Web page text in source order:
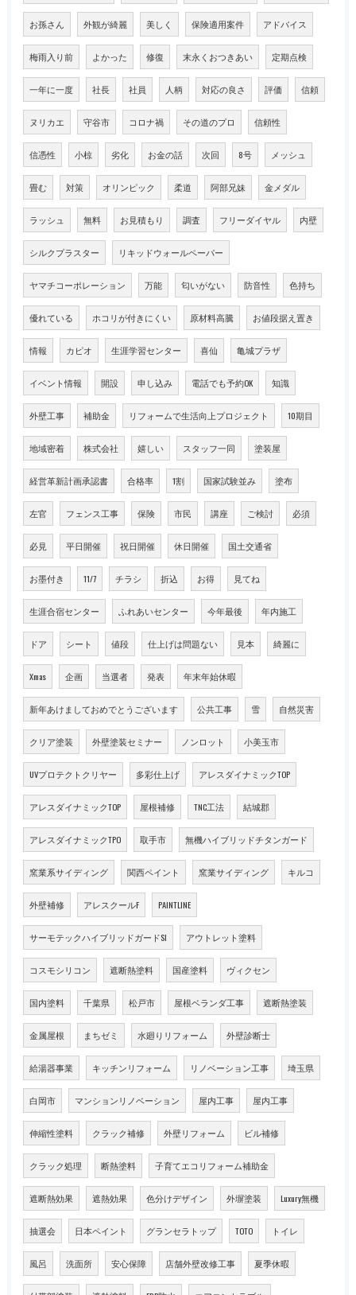
お孫さん 外観が綺麗 美しく 保険適用案件 アドバイス
梅雨入り前 よかった 修復 末永くおつきあい 定期点検
一年に一度 社長 社員 人柄 対応の良さ 評価 信頼
ヌリカエ 守谷市 コロナ禍 その道のプロ 信頼性
信憑性 小椋 劣化 お金の話 次回 8号 メッシュ
畳む 対策 オリンピック 柔道 阿部兄妹 金メダル
ラッシュ 無料 お見積もり 調査 フリーダイヤル 内壁
シルクプラスター リキッドウォールペーパー
ヤマチコーポレーション 万能 匂いがない 防音性 色持ち
優れている ホコリが付きにくい 原材料高騰 お値段据え置き
情報 カピオ 生涯学習センター 喜仙 亀城プラザ
イベント情報 開設 申し込み 電話でも予約OK 知識
外壁工事 補助金 リフォームで生活向上プロジェクト 10期目
地域密着 株式会社 嬉しい スタッフ一同 塗装屋
経営革新計画承認書 合格率 1割 国家試験並み 塗布
左官 フェンス工事 保険 市民 講座 ご検討 必須
必見 平日開催 祝日開催 休日開催 国土交通省
お墨付き 11/7 チラシ 折込 お得 見てね
生涯合宿センター ふれあいセンター 今年最後 年内施工
ドア シート 値段 仕上げは問題ない 見本 綺麗に
Xmas 企画 当選者 発表 年末年始休暇
新年あけましておめでとうございます 公共工事 雪 自然災害
クリア塗装 外壁塗装セミナー ノンロット 小美玉市
UVプロテクトクリヤー 多彩仕上げ アレスダイナミックTOP
アレスダイナミックTOP 屋根補修 TNC工法 結城郡
アレスダイナミックTPO 取手市 無機ハイブリッドチタンガード
窯業系サイディング 関西ペイント 窯業サイディング キルコ
外壁補修 アレスクールF PAINTLINE
サーモテックハイブリッドガードSI アウトレット塗料
コスモシリコン 遮断熱塗料 国産塗料 ヴィクセン
国内塗料 千葉県 松戸市 屋根ベランダ工事 遮断熱塗装
金属屋根 まちゼミ 水廻りリフォーム 外壁診断士
給湯器事業 キッチンリフォーム リノベーション工事 埼玉県
白岡市 マンションリノベーション 屋内工事 屋内工事
伸縮性塗料 クラック補修 外壁リフォーム ビル補修
クラック処理 断熱塗料 子育てエコリフォーム補助金
遮断熱効果 遮熱効果 色分けデザイン 外塀塗装 Luxury無機
抽選会 日本ペイント グランセラトップ TOTO トイレ
風呂 洗面所 安心保障 店舗外壁改修工事 夏季休暇